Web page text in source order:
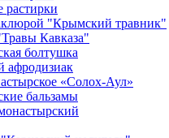
растирки
"Крымский травник"
Кавказа"
болтушка
афродизиак
«Солох-Аул»
бальзамы